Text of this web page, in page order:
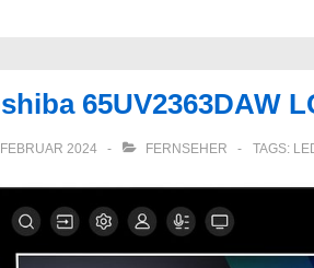
65UV2363DAW
2024 FERNSEHER TAGS: